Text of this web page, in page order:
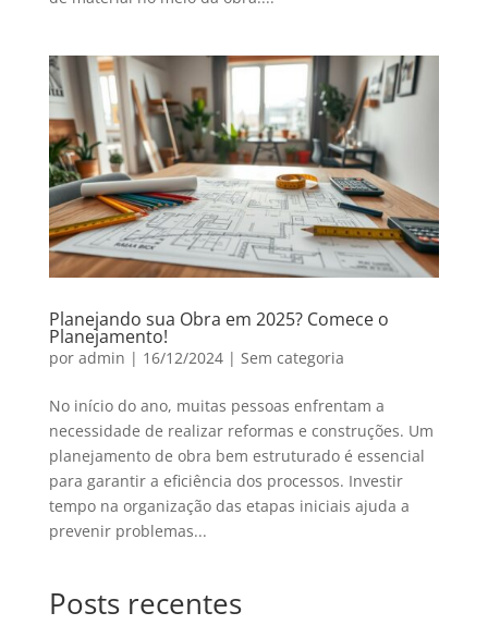
Planejando sua Obra em 2025? Comece o
Planejamento!
por admin | 16/12/2024| Sem categoria
No início do ano, muitas pessoas enfrentam a
necessidade de realizar reformas e construções. Um
planejamento de obra bem estruturado é essencial
para garantir a eficiência dos processos. Investir
tempo na organização das etapas iniciais ajuda a
prevenir problemas...
Posts recentes